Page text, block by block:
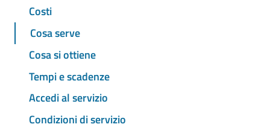
Costi
Cosa serve
Cosa si ottiene
Tempi e scadenze
Accedi al servizio
Condizioni di servizio